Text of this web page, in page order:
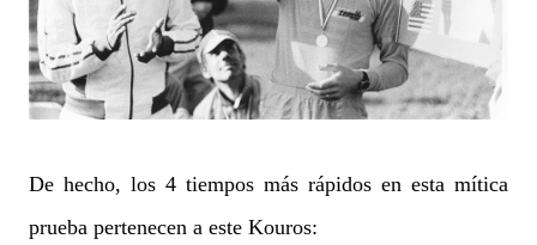
De hecho, los 4 tiempos más rápidos en esta mítica
prueba pertenecen a este Kouros: